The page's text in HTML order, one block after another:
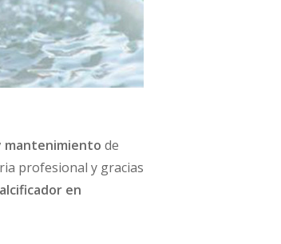
mantenimiento de
profesional y gracias
en